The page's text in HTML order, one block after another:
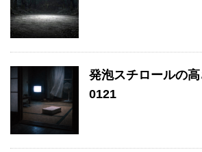
発泡スチロールの
0121